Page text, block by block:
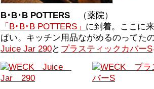
B･B･B POTTERS （薬院）
「B･B･B POTTERS」 に到着。ここに
ぱい。キッチン用品ながめるのってた
Juice Jar 290と プラスティックカバーS